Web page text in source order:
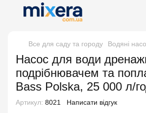
Все для саду та городу Водяні
Насос для води
подрібнювачем та
Bass Polska, 25 000 л/
Артикул: 8021 Написати відгук